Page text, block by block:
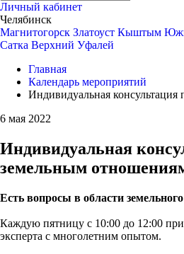
Личный кабинет
Челябинск
Магнитогорск Златоуст Кыштым
Сатка Верхний Уфалей
Главная
Календарь мероприятий
Индивидуальная
6 мая 2022
Индивидуальная
земельным
Есть вопросы в области
Каждую пятницу с 10:00 до 12:00
эксперта с многолетним опытом.